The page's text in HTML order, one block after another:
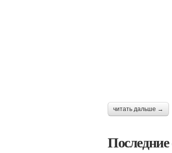
читать дальше →
Последние